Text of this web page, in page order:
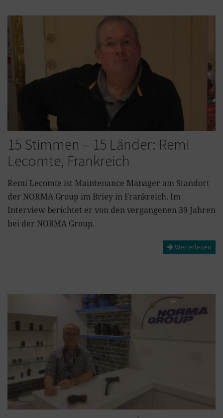
15 Stimmen – 15 Länder: Remi
Lecomte, Frankreich
Remi Lecomte ist Maintenance Manager am Standort
der NORMA Group im Briey in Frankreich. Im
Interview berichtet er von den vergangenen 39 Jahren
bei der NORMA Group.
Weiterlesen